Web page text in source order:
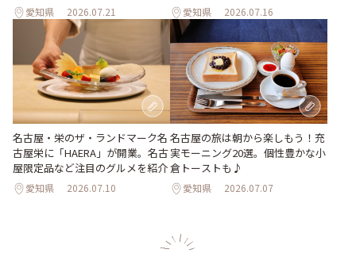
愛知県 2026.07.21 愛知県 2026.07.16
名古屋・栄のザ・ランドマーク名
古屋栄に「HAERA」が開業。名古
屋限定品など注目のグルメを紹介
愛知県 2026.07.10
名古屋の旅は朝から楽しもう！充
実モーニング20選。個性豊かな小
倉トーストも♪
愛知県 2026.07.07